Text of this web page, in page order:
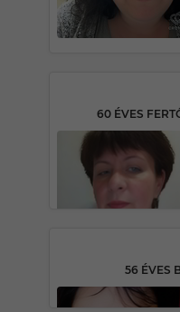
60 ÉVES
56 ÉVES